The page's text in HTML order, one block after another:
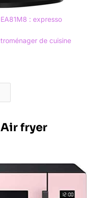
: expresso
de cuisine
fryer